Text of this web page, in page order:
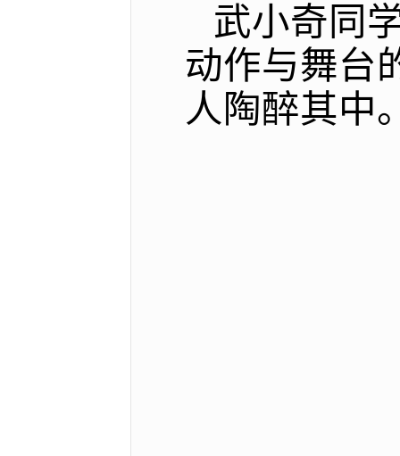
武小奇同
动作与舞台
人陶醉其中